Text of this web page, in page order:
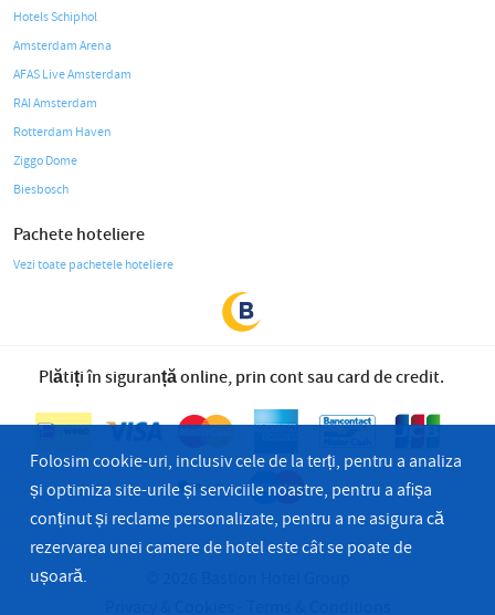
Hotels Schiphol
Amsterdam Arena
AFAS Live Amsterdam
RAI Amsterdam
Rotterdam Haven
Ziggo Dome
Biesbosch
Pachete hoteliere
Vezi toate pachetele hoteliere
Plătiți în siguranță online, prin cont sau card de credit.
Folosim cookie-uri, inclusiv cele de la terți, pentru a analiza
și optimiza site-urile și serviciile noastre, pentru a afișa
conținut și reclame personalizate, pentru a ne asigura că
rezervarea unei camere de hotel este cât se poate de
ușoară.